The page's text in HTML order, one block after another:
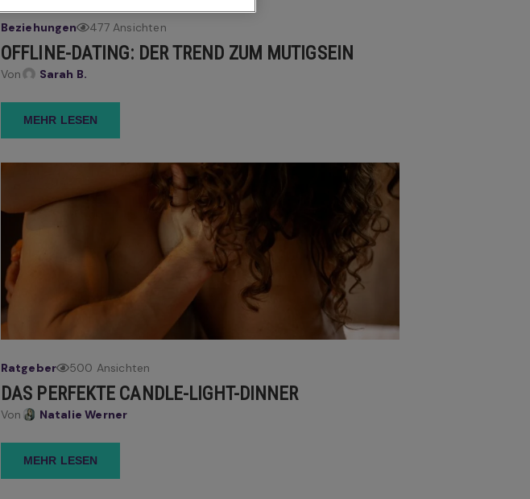
Beziehungen 477 Ansichten
OFFLINE-DATING: DER TREND ZUM MUTIGSEIN
Von Sarah B.
MEHR LESEN
Ratgeber 500 Ansichten
DAS PERFEKTE CANDLE-LIGHT-DINNER
Von Natalie Werner
MEHR LESEN